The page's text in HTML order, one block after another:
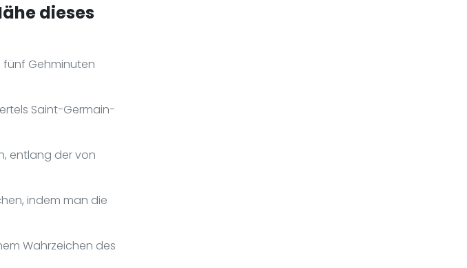
dieses
fünf Gehminuten
Saint-Germain-
entlang der von
indem man die
Wahrzeichen des